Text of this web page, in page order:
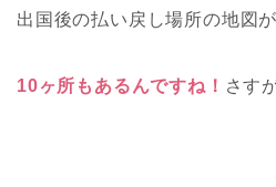
出国後の払い戻し場所の地図
10ヶ所もあるんですね！ さす